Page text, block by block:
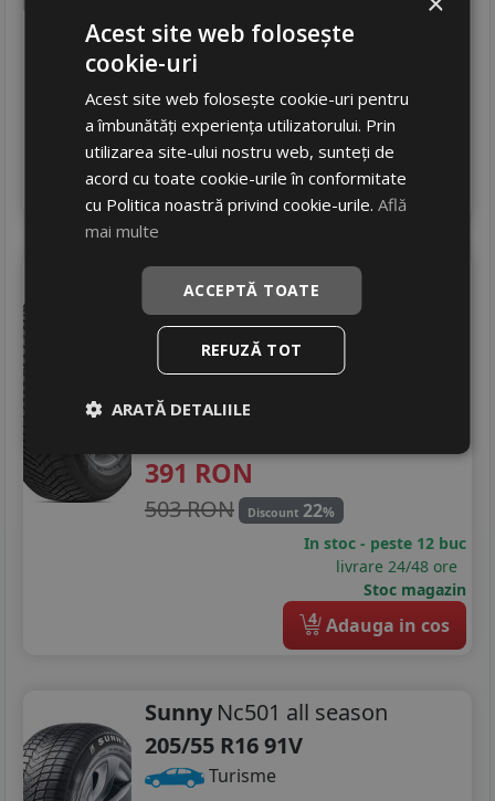
294RON
408 RON
In stoc - peste 12 buc
livrare 24/48 ore
Stoc magazin
4 Adauga in cos
HankookH750 allseason
205/55 R16 94H
Turisme
Consum C
Aderenta B
391 RON
503 RON Discount 22%
In stoc - peste 12 buc
livrare 24/48 ore
Stoc magazin
4 Adauga in cos
Sunny Nc501 all season
205/55 R16 91V
Turisme
Acest site web folosește
cookie-uri
Acest site web folosește cookie-uri pentru
a îmbunătăți experiența utilizatorului. Prin
utilizarea site-ului nostru web, sunteți de
acord cu toate cookie-urile în conformitate
cu Politica noastră privind cookie-urile.Află
mai multe
ACCEPTĂ TOATE
REFUZĂ TOT
ARATĂ DETALIILE